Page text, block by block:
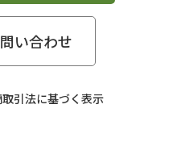
い合わせ
引法に基づく表示